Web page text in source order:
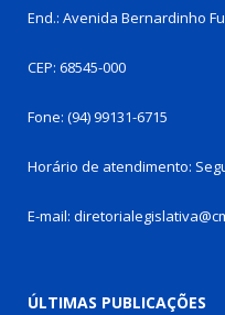
End.: Avenida Bernardinho
CEP: 68545-000
Fone: (94) 99131-6715
Horário de atendimento:
E-mail:
ÚLTIMAS PUBLICAÇÕES